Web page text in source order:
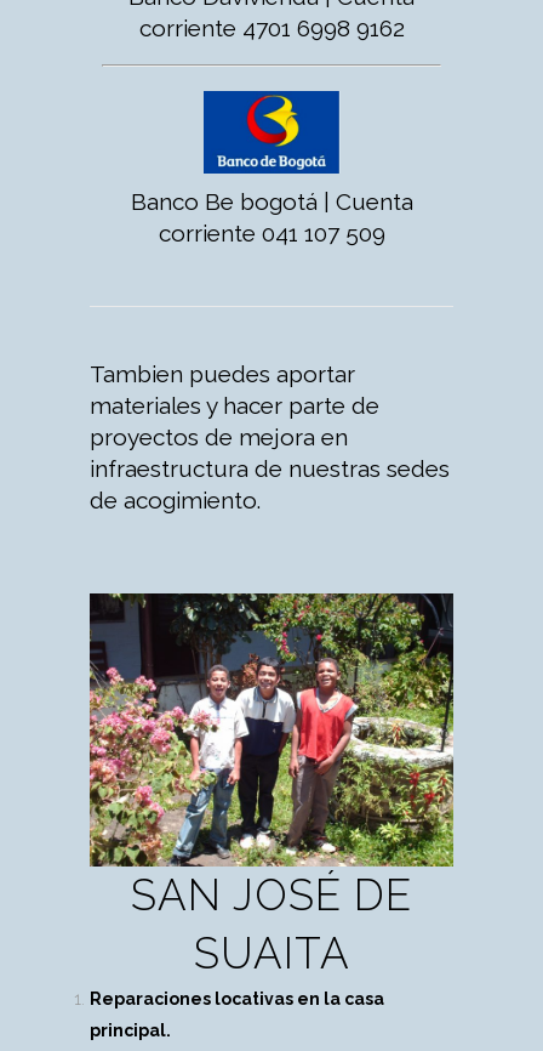
corriente 4701 6998 9162
Banco Be bogotá | Cuenta
corriente 041 107 509
Tambien puedes aportar
materiales y hacer parte de
proyectos de mejora en
infraestructura de nuestras sedes
de acogimiento.
SAN JOSÉ DE
SUAITA
Reparaciones locativas en la casa
principal.